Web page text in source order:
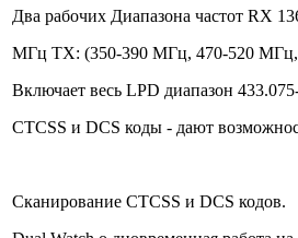
Два рабочих Диапазона частот RX
МГц TX: (350-390 МГц, 470-520
Включает весь LPD диапазон
СTCSS и DCS коды - дают
Сканирование CTCSS и DCS кодов.